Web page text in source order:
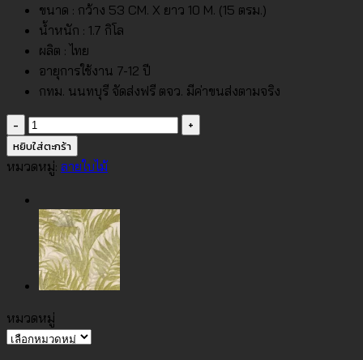
ขนาด : กว้าง 53 CM. X ยาว 10 M. (15 ตรม.)
น้ำหนัก : 1.7 กิโล
ผลิต : ไทย
อายุการใช้งาน 7-12 ปี
กทม. นนทบุรี จัดส่งฟรี ตจว. มีค่าขนส่งตามจริง
จำนวน
วอลเปเปอร์
ลาย
สี
เขียว
No.81380-
ชิ้น
หยิบใส่ตะกร้า
หมวดหมู่: ลายใบไม้
หมวดหมู่
หมวด